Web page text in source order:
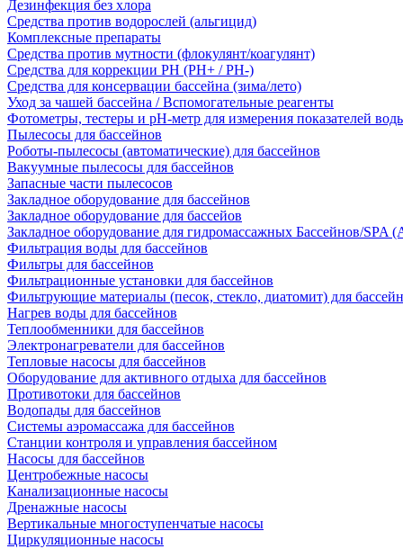
Дезинфекция без хлора
Средства против водорослей (альгицид)
Комплексные препараты
Средства против мутности (флокулянт/коагулянт)
Средства для коррекции PH (PH+ / PH-)
Средства для консервации бассейна (зима/лето)
Уход за чашей бассейна / Вспомогательные реагенты
Фотометры, тестеры и рН-метр для измерения показателей
Пылесосы для бассейнов
Роботы-пылесосы (автоматические) для бассейнов
Вакуумные пылесосы для бассейнов
Запасные части пылесосов
Закладное оборудование для бассейнов
Закладное оборудование для бассейов
Закладное оборудование для гидромассажных Бассейнов/SPA
Фильтрация воды для бассейнов
Фильтры для бассейнов
Фильтрационные установки для бассейнов
Фильтрующие материалы (песок, стекло, диатомит) для
Нагрев воды для бассейнов
Теплообменники для бассейнов
Электронагреватели для бассейнов
Тепловые насосы для бассейнов
Оборудование для активного отдыха для бассейнов
Противотоки для бассейнов
Водопады для бассейнов
Системы аэромассажа для бассейнов
Станции контроля и управления бассейном
Насосы для бассейнов
Центробежные насосы
Канализационные насосы
Дренажные насосы
Вертикальные многоступенчатые насосы
Циркуляционные насосы